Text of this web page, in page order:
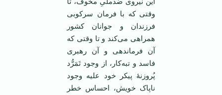
وقتی که با فرمان سرکوبی
فرزندان و جوانان کشور
همراهی می‌کند و تا وقتی که
آن فرماندهی و آن رهبری
فاسد و تبه‌کار، از وجود تَمَرُّد
پُروزنۀ پیکر خود علیه وجود
ناپاک خویش، احساس خطر